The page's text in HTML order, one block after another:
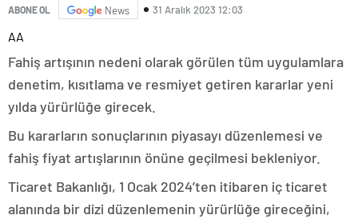
ABONE OL News 31 Aralık 2023 12:03
AA
Fahiş artışının nedeni olarak görülen tüm uygulamlara
denetim, kısıtlama ve resmiyet getiren kararlar yeni
yılda yürürlüğe girecek.
Bu kararların sonuçlarının piyasayı düzenlemesi ve
fahiş fiyat artışlarının önüne geçilmesi bekleniyor.
Ticaret Bakanlığı, 1 Ocak 2024’ten itibaren iç ticaret
alanında bir dizi düzenlemenin yürürlüğe gireceğini,